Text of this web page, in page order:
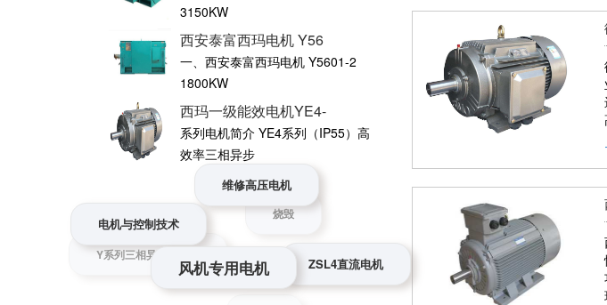
3150KW
西安泰富西玛电机 Y56
一、西安泰富西玛电机 Y5601-2
1800KW
西玛一级能效电机YE4-
系列电机简介 YE4系列（IP55）高
效率三相异步
风机专用电机
电机与控制技术
Y系列三相异步电动机
维修高压电机